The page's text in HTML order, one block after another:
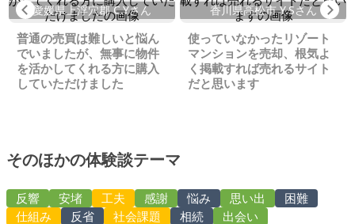
Previous
愛媛県上浮穴郡 C.Yさん
普通の売買は難しいと悩ん
でいましたが、無事に物件
を活かしてくれる方に購入
していただけました
香川県高松市 Y.Sさん
使っていなかったリゾート
マンションを売却、根気よ
く掲載すれば売れるサイト
だと思います
そのほかの体験談テーマ
反響 安堵 工夫 感謝 悩み 思い出
困難
仕組み
反省 社会課題 相続 出会い